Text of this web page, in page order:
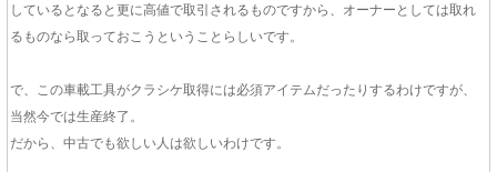
しているとなると更に高値で取引されるものですから、オーナーとしては取れ
るものなら取っておこうということらしいです。
で、この車載工具がクラシケ取得には必須アイテムだったりするわけですが、
当然今では生産終了。
だから、中古でも欲しい人は欲しいわけです。